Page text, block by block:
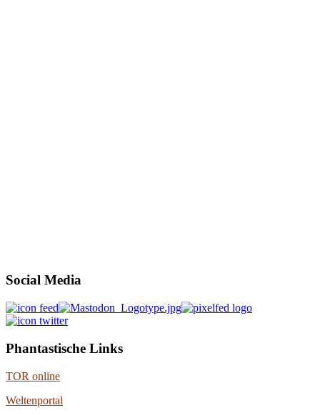
Social Media
Phantastische Links
TOR online
Weltenportal